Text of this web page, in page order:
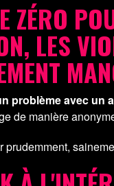
ZÉRO
LES
problème avec un
de manière
prudemment,